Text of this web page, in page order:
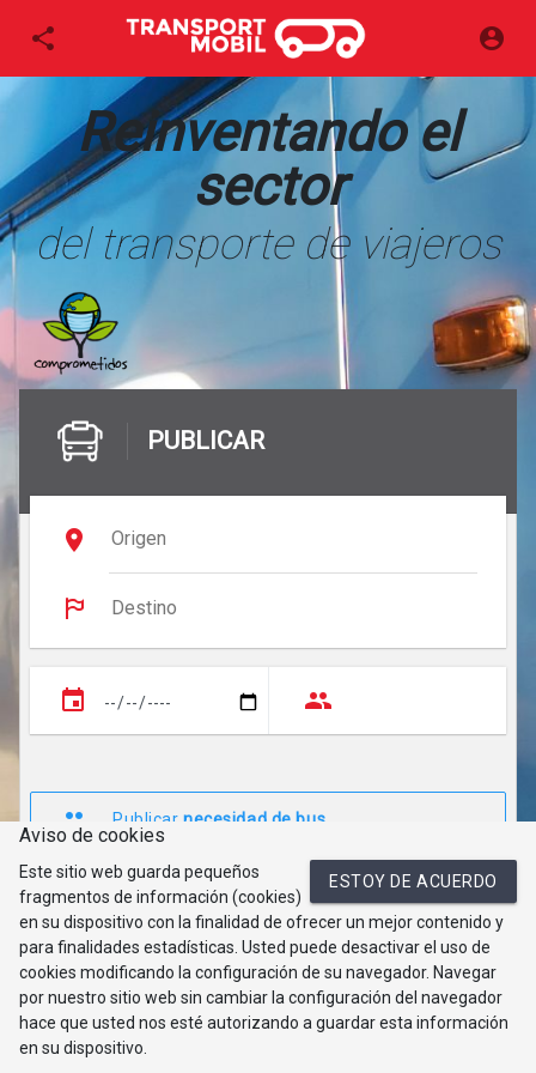
Reinventando el
sector
del transporte de viajeros
PUBLICAR
Publicarnecesidad de bus
Aviso de cookies
ESTOY DE ACUERDO
Este sitio web guarda pequeños
fragmentos de información (cookies)
en su dispositivo con la finalidad de ofrecer un mejor contenido y
para finalidades estadísticas. Usted puede desactivar el uso de
cookies modificando la configuración de su navegador. Navegar
por nuestro sitio web sin cambiar la configuración del navegador
hace que usted nos esté autorizando a guardar esta información
en su dispositivo.